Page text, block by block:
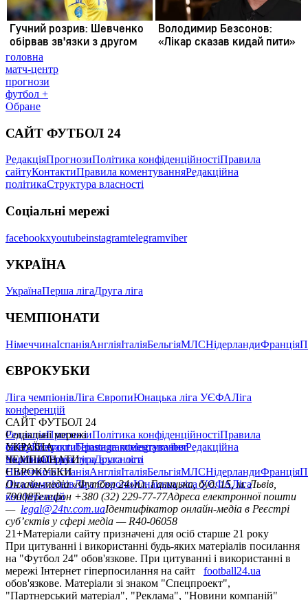
головна
матч-центр
прогнози
футбол +
Обране
САЙТ ФУТБОЛ 24
РедакціяПрогнозиПолітика конфіденційностіПравила
сайтуКонтактиПравила коментуванняРедакційна
політикаСтруктура власності
Соціальні мережі
facebookxyoutubeinstagramtelegramviber
УКРАЇНА
УкраїнаПерша лігаДруга ліга
ЧЕМПІОНАТИ
НімеччинаІспаніяАнгліяІталіяБельгіяМЛСНідерландиФранція
ЄВРОКУБКИ
Ліга чемпіонівЛіга ЄвропиЮнацька ліга УЄФАЛіга
конференцій
САЙТ ФУТБОЛ 24
РедакціяПрогнозиПолітика конфіденційностіПравила
сайтуКонтактиПравила коментуванняРедакційна
політикаСтруктура власності
Соціальні мережі
facebookxyoutubeinstagramtelegramviber
УКРАЇНА
УкраїнаПерша лігаДруга ліга
ЧЕМПІОНАТИ
НімеччинаІспаніяАнгліяІталіяБельгіяМЛСНідерландиФранція
ЄВРОКУБКИ
Ліга чемпіонівЛіга ЄвропиЮнацька ліга УЄФАЛіга
конференцій
Онлайн-медіа «Футбол 24»пл. Галицька, буд. 15, м. Львів,
79008Телефон +380 (32) 229-77-77Адреса електронної пошти
— legal@24tv.com.uaІдентифікатор онлайн-медіа в Реєстрі
суб’єктів у сфері медіа — R40-06058
21+Матеріали сайту призначені для осіб старше 21 року
При цитуванні і використанні будь-яких матеріалів посилання
на "Футбол 24" обов'язкове. При цитуванні і використанні в
мережі Інтернет гіперпосилання на сайт
football24.ua
обов'язкове. Матеріали зі знаком "Спецпроект",
"Партнерський матеріал", "Реклама", "Новини компаній"